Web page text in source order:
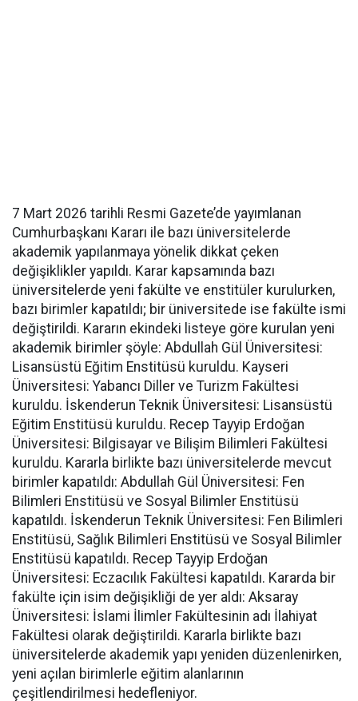
7 Mart 2026 tarihli Resmi Gazete’de yayımlanan
Cumhurbaşkanı Kararı ile bazı üniversitelerde
akademik yapılanmaya yönelik dikkat çeken
değişiklikler yapıldı. Karar kapsamında bazı
üniversitelerde yeni fakülte ve enstitüler kurulurken,
bazı birimler kapatıldı; bir üniversitede ise fakülte ismi
değiştirildi. Kararın ekindeki listeye göre kurulan yeni
akademik birimler şöyle: Abdullah Gül Üniversitesi:
Lisansüstü Eğitim Enstitüsü kuruldu. Kayseri
Üniversitesi: Yabancı Diller ve Turizm Fakültesi
kuruldu. İskenderun Teknik Üniversitesi: Lisansüstü
Eğitim Enstitüsü kuruldu. Recep Tayyip Erdoğan
Üniversitesi: Bilgisayar ve Bilişim Bilimleri Fakültesi
kuruldu. Kararla birlikte bazı üniversitelerde mevcut
birimler kapatıldı: Abdullah Gül Üniversitesi: Fen
Bilimleri Enstitüsü ve Sosyal Bilimler Enstitüsü
kapatıldı. İskenderun Teknik Üniversitesi: Fen Bilimleri
Enstitüsü, Sağlık Bilimleri Enstitüsü ve Sosyal Bilimler
Enstitüsü kapatıldı. Recep Tayyip Erdoğan
Üniversitesi: Eczacılık Fakültesi kapatıldı. Kararda bir
fakülte için isim değişikliği de yer aldı: Aksaray
Üniversitesi: İslami İlimler Fakültesinin adı İlahiyat
Fakültesi olarak değiştirildi. Kararla birlikte bazı
üniversitelerde akademik yapı yeniden düzenlenirken,
yeni açılan birimlerle eğitim alanlarının
çeşitlendirilmesi hedefleniyor.